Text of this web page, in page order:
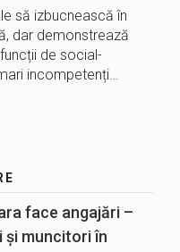
să izbucnească în
dar demonstrează
de social-
incompetenți…
face angajări –
muncitori în